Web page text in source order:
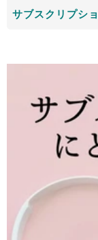
サブスクリプシ